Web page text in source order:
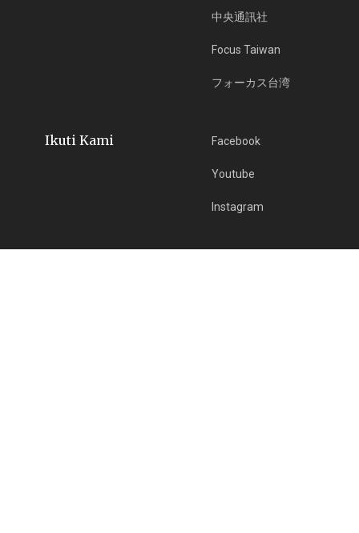
中央通訊社
Focus Taiwan
フォーカス台湾
Ikuti Kami Facebook
Youtube
Instagram